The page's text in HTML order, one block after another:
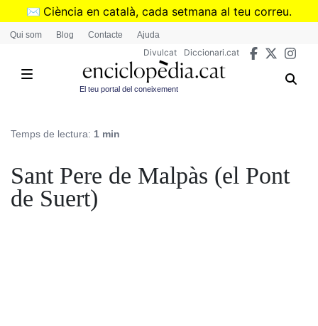
Vés
✉️ Ciència en català, cada setmana al teu correu.
➜Subscriu-te al butlletí de Divulcat
Qui som Blog Contacte Ajuda
Divulcat Diccionari.cat
El teu portal del coneixement
Temps de lectura: 1 min
Sant Pere de Malpàs (el Pont
de Suert)